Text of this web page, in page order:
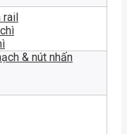
rail
& nút nhấn